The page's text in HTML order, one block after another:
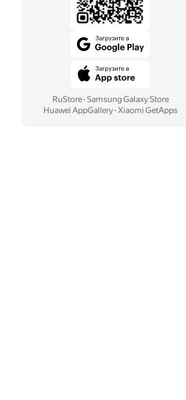
RuStore· Samsung Galaxy Store
Huawei AppGallery· Xiaomi GetApps